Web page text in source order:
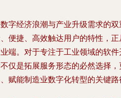
字经济浪潮与产业升级需求的
便捷、高效触达用户的特性，
端。对于专注于工业领域的软
仅是拓展服务形态的必然选择
赋能制造业数字化转型的关键路